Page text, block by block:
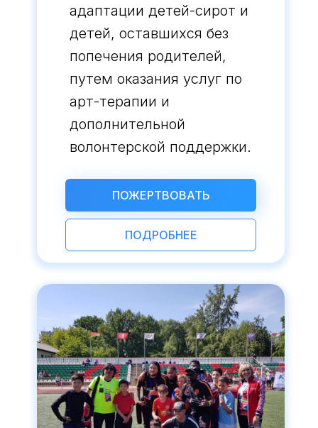
адаптации детей-сирот и
детей, оставшихся без
попечения родителей,
путем оказания услуг по
арт-терапии и
дополнительной
волонтерской поддержки.
ПОЖЕРТВОВАТЬ
ПОДРОБНЕЕ